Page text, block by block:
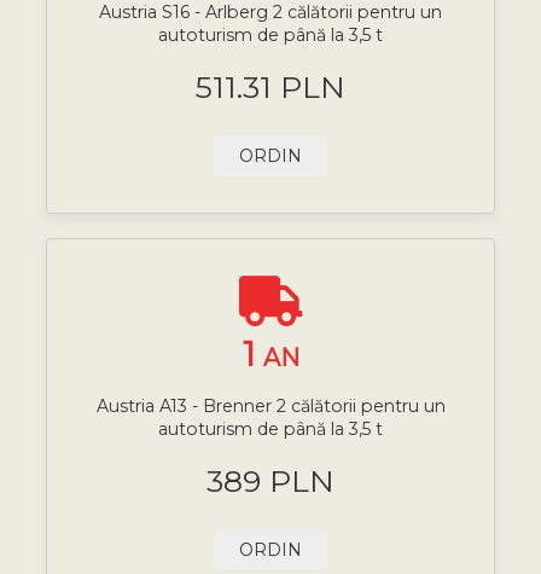
Austria S16 - Arlberg 2 călătorii pentru un
autoturism de până la 3,5 t
511.31 PLN
ORDIN
1 AN
Austria A13 - Brenner 2 călătorii pentru un
autoturism de până la 3,5 t
389 PLN
ORDIN